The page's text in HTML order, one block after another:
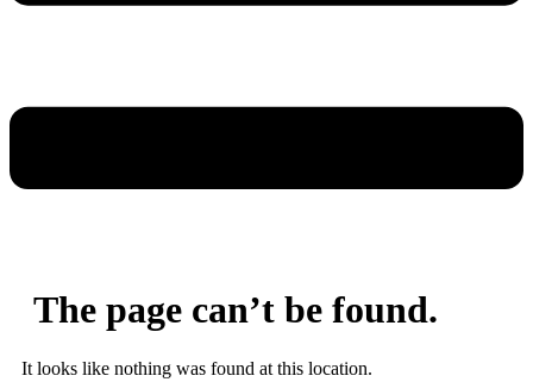
The page can’t be found.
It looks like nothing was found at this location.